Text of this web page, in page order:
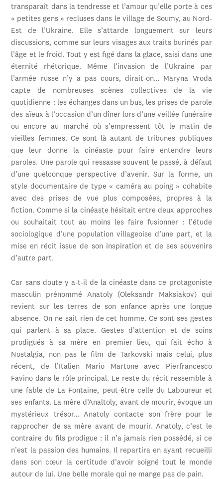
transparaît dans la tendresse et l’amour qu’elle porte à ces
« petites gens » recluses dans le village de Soumy, au Nord-
Est de l’Ukraine. Elle s’attarde longuement sur leurs
discussions, comme sur leurs visages aux traits burinés par
l’âge et le froid. Tout y est figé dans la glace, saisi dans une
éternité rhétorique. Même l’invasion de l’Ukraine par
l’armée russe n’y a pas cours, dirait-on… Maryna Vroda
capte de nombreuses scènes collectives de la vie
quotidienne : les échanges dans un bus, les prises de parole
des aïeux à l’occasion d’un dîner lors d’une veillée funéraire
ou encore au marché où s’empressent tôt le matin de
vieilles femmes. Ce sont là autant de tribunes publiques
que leur donne la cinéaste pour faire entendre leurs
paroles. Une parole qui ressasse souvent le passé, à défaut
d’une quelconque perspective d’avenir. Sur la forme, un
style documentaire de type « caméra au poing » cohabite
avec des prises de vue plus composées, propres à la
fiction. Comme si la cinéaste hésitait entre deux approches
ou souhaitait tout au moins les faire fusionner : l’étude
sociologique d’une population villageoise d’une part, et la
mise en récit issue de son inspiration et de ses souvenirs
d’autre part.
Car sans doute y a-t-il de la cinéaste dans ce protagoniste
masculin prénommé Anatoly (Oleksandr Maksiakov) qui
revient sur les terres de son enfance après une longue
absence. On ne sait rien de cet homme. Ce sont ses gestes
qui parlent à sa place. Gestes d’attention et de soins
prodigués à sa mère en premier lieu, qui fait écho à
Nostalgia, non pas le film de Tarkovski mais celui, plus
récent, de l’Italien Mario Martone avec Pierfrancesco
Favino dans le rôle principal. Le reste du récit ressemble à
une fable de La Fontaine, peut-être celle du Laboureur et
ses enfants. La mère d’Analtoly, avant de mourir, évoque un
mystérieux trésor… Anatoly contacte son frère pour le
rapprocher de sa mère avant de mourir. Anatoly, c’est le
contraire du fils prodigue : il n’a jamais rien possédé, si ce
n’est la passion des humains. Il repartira en ayant recueilli
dans son cœur la certitude d’avoir soigné tout le monde
autour de lui. Une belle morale qui ne mange pas de pain.